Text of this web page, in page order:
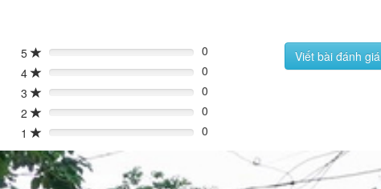
5 0%
0
4
0%
0
3
0%
0
2
0%
0
1
0% 0
Viết bài đánh giá